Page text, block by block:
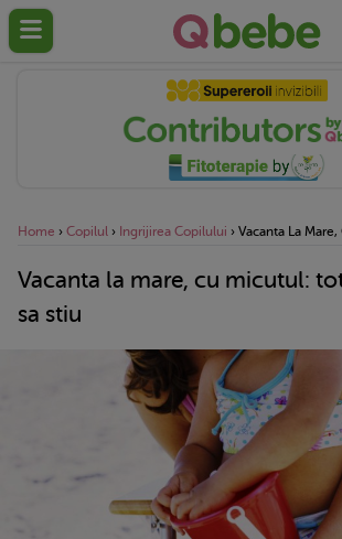
Home › Copilul › Ingrijirea Copilului › Vacanta La
Vacanta la mare, cu micutul:
sa stiu